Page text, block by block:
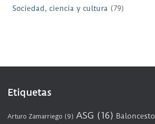
Sociedad, ciencia y cultura (79)
Etiquetas
Arturo Zamarriego (9) ASG (16) Baloncesto